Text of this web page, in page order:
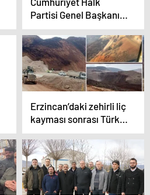
Partisi Genel Başkanı
Özgür Özel’den
Erdoğan’a: “Tehditte
Bulunmaya,
Vatandaşın Gözüne
Baka Baka Yalan
Söylemeye Devam
Ediyor”
Erzincan’daki zehirli liç
kayması sonrası Türk
Toraks Derneği’nden
uyarı